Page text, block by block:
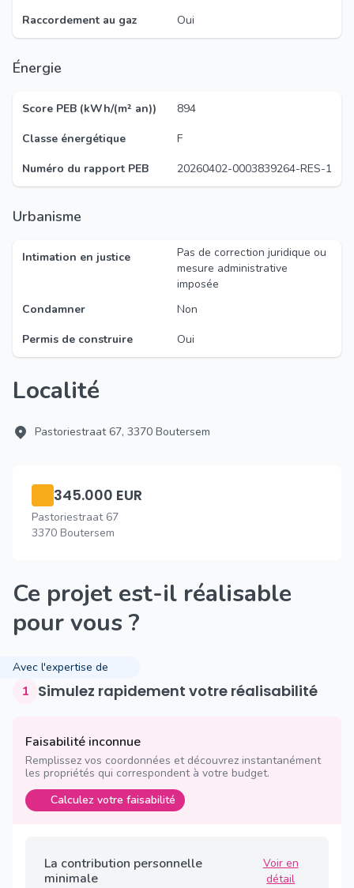
Raccordement au gaz Oui
Énergie
Score PEB (kWh/(m² an))
894
Classe énergétique
F
Numéro du rapport PEB
20260402-0003839264-RES-1
Urbanisme
Intimation en justice
Pas de correction juridique ou
mesure administrative
imposée
Condamner
Non
Permis de construire
Oui
Localité
Pastoriestraat 67, 3370 Boutersem
345.000 EUR
Pastoriestraat 67
3370 Boutersem
Ce projet est-il réalisable
pour vous ?
Avec l'expertise de
1 Simulez rapidement votre réalisabilité
Faisabilité inconnue
Remplissez vos coordonnées et découvrez instantanément
les propriétés qui correspondent à votre budget.
Calculez votre faisabilité
La contribution personnelle
minimale
Voir en
détail